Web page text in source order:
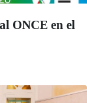
ONCE en el